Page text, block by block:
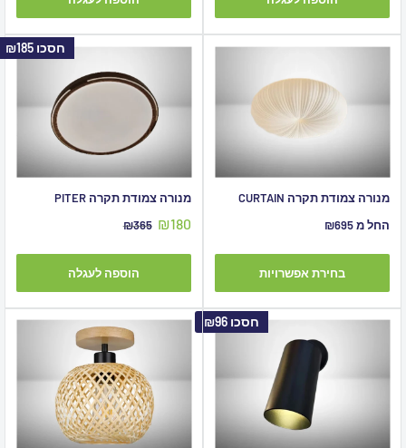
מנורה צמודת תקרה CURTAIN
מחיר
החל מ ₪695
בחירת אפשרויות
חסכו ₪185
מנורה צמודת תקרה PITER
מחיר
₪180 מחיר
₪365
הוספה לעגלה
חסכו ₪96